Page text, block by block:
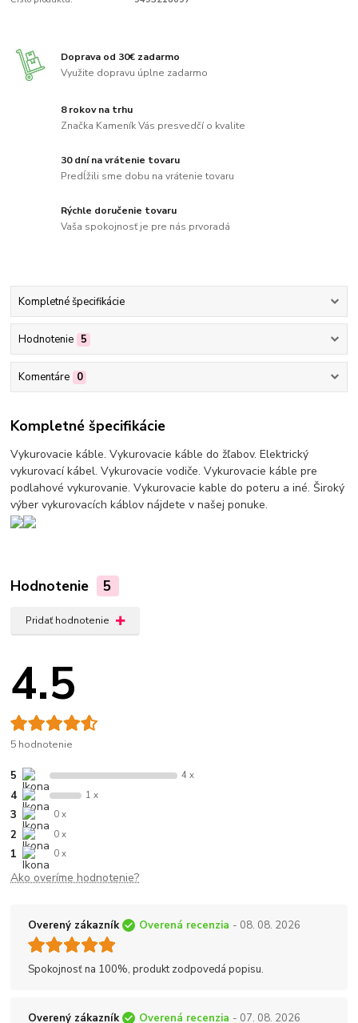
Doprava od 30€ zadarmo
Využite dopravu úplne zadarmo
8 rokov na trhu
Značka Kameník Vás presvedčí o kvalite
30 dní na vrátenie tovaru
Predĺžili sme dobu na vrátenie tovaru
Rýchle doručenie tovaru
Vaša spokojnosť je pre nás prvoradá
Kompletné špecifikácie
Hodnotenie 5
Komentáre 0
Kompletné špecifikácie
Vykurovacie káble. Vykurovacie káble do žľabov. Elektrický
vykurovací kábel. Vykurovacie vodiče. Vykurovacie káble pre
podlahové vykurovanie. Vykurovacie kable do poteru a iné. Široký
výber vykurovacích káblov nájdete v našej ponuke.
Hodnotenie 5
Pridať hodnotenie
4.5
5 hodnotenie
5 4 x
4 1 x
3 0 x
2 0 x
1 0 x
Ako overíme hodnotenie?
Overený zákazník Overená recenzia - 08. 08. 2026
Spokojnosť na 100%, produkt zodpovedá popisu.
Overený zákazník Overená recenzia - 07. 08. 2026